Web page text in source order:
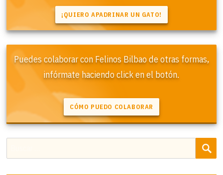
Puedes colaborar con Felinos Bilbao de otras formas,
infórmate haciendo click en el botón.
por: